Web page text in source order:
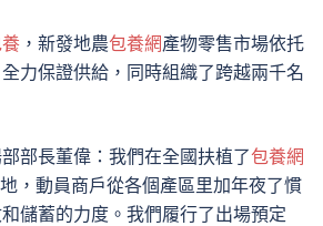
，新發地農包養網產物零售市場依托
力保證供給，同時組織了跨越兩千名
部長董偉：我們在全國扶植了包養網
，動員商戶從各個產區里加年夜了慣
儲蓄的力度。我們履行了出場預定